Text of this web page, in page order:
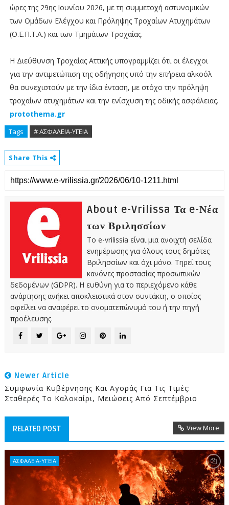
ώρες της 29ης Ιουνίου 2026, με τη συμμετοχή αστυνομικών
των Ομάδων Ελέγχου και Πρόληψης Τροχαίων Ατυχημάτων
(Ο.Ε.Π.Τ.Α.) και των Τμημάτων Τροχαίας.
Η Διεύθυνση Τροχαίας Αττικής υπογραμμίζει ότι οι έλεγχοι
για την αντιμετώπιση της οδήγησης υπό την επήρεια αλκοόλ
θα συνεχιστούν με την ίδια ένταση, με στόχο την πρόληψη
τροχαίων ατυχημάτων και την ενίσχυση της οδικής ασφάλειας.
protothema.gr
Tags # ΑΣΦΑΛΕΙΑ-ΥΓΕΙΑ
Share This
About e-Vrilissa Τα e-Νέα
των Βριλησσίων
Το e-vrilissia είναι μια ανοιχτή σελίδα
ενημέρωσης για όλους τους δημότες
Βριλησσίων και όχι μόνο. Τηρεί τους
κανόνες προστασίας προσωπικών
δεδομένων (GDPR). Η ευθύνη για το περιεχόμενο κάθε
ανάρτησης ανήκει αποκλειστικά στον συντάκτη, ο οποίος
οφείλει να αναφέρει το ονοματεπώνυμό του ή την πηγή
προέλευσης.
Newer Article
Συμφωνία Κυβέρνησης Και Αγοράς Για Τις Τιμές:
Σταθερές Το Καλοκαίρι, Μειώσεις Από Σεπτέμβριο
RELATED POST View More
ΑΣΦΑΛΕΙΑ-ΥΓΕΙΑ